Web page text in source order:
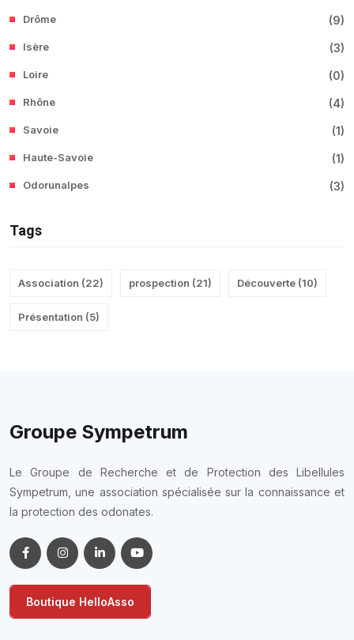
Drôme (9)
Isère (3)
Loire (0)
Rhône (4)
Savoie (1)
Haute-Savoie (1)
Odorunalpes (3)
Tags
Association (22) prospection (21) Découverte (10)
Présentation (5)
Groupe Sympetrum
Le Groupe de Recherche et de Protection des Libellules
Sympetrum, une association spécialisée sur la connaissance et
la protection des odonates.
Boutique HelloAsso